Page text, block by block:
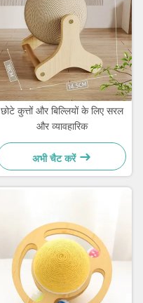
छोटे कुत्तों और बिल्लियों के लिए सरल
और व्यावहारिक
अभी चैट करें